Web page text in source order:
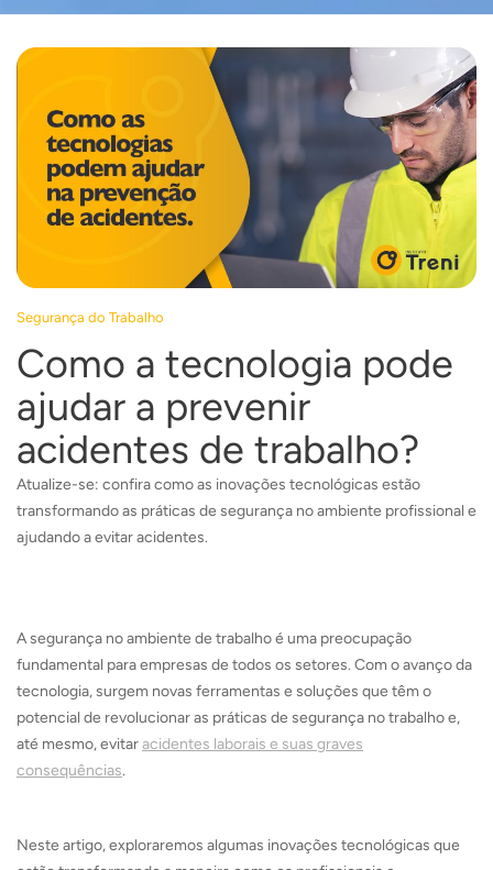
Segurança do Trabalho
Como a tecnologia pode
ajudar a prevenir
acidentes de trabalho?
Atualize-se: confira como as inovações tecnológicas estão
transformando as práticas de segurança no ambiente profissional e
ajudando a evitar acidentes.
A segurança no ambiente de trabalho é uma preocupação
fundamental para empresas de todos os setores. Com o avanço da
tecnologia, surgem novas ferramentas e soluções que têm o
potencial de revolucionar as práticas de segurança no trabalho e,
até mesmo, evitaracidentes laborais e suas graves
consequências.
Neste artigo, exploraremos algumas inovações tecnológicas que